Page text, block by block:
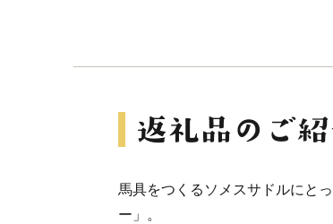
馬具をつくるソメスサドルにと
ー」。